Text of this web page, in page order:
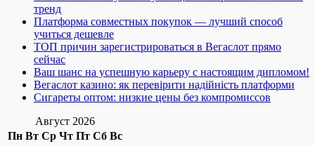
тренд
Платформа совместных покупок — лучший способ
учиться дешевле
ТОП причин зарегистрироваться в Вегаслот прямо
сейчас
Ваш шанс на успешную карьеру с настоящим дипломом!
Вегаслот казино: як перевірити надійність платформи
Сигареты оптом: низкие цены без компромиссов
Август 2026
Пн Вт Ср Чт Пт Сб Вс